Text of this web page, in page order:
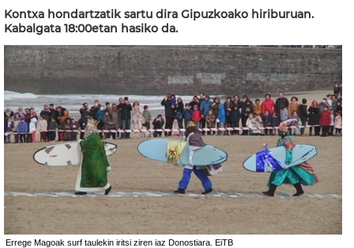
Kontxa hondartzatik sartu dira Gipuzkoako hiriburuan.
Kabalgata 18:00etan hasiko da.
Errege Magoak surf taulekin iritsi ziren iaz Donostiara. EiTB